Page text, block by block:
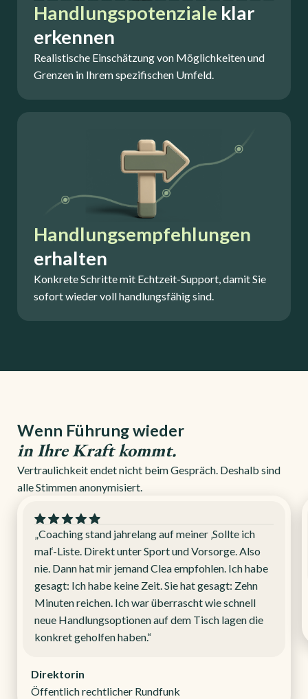
Handlungspotenziale klar
erkennen
Realistische Einschätzung von Möglichkeiten und
Grenzen in Ihrem spezifischen Umfeld.
Handlungsempfehlungen
erhalten
Konkrete Schritte mit Echtzeit-Support, damit Sie
sofort wieder voll handlungsfähig sind.
Wenn Führung wieder
in Ihre Kraft kommt.
Vertraulichkeit endet nicht beim Gespräch. Deshalb sind
alle Stimmen anonymisiert.
„Coaching stand jahrelang auf meiner ‚Sollte ich
mal‘-Liste. Direkt unter Sport und Vorsorge. Also
nie. Dann hat mir jemand Clea empfohlen. Ich habe
gesagt: Ich habe keine Zeit. Sie hat gesagt: Zehn
Minuten reichen. Ich war überrascht wie schnell
neue Handlungsoptionen auf dem Tisch lagen die
konkret geholfen haben.“
Direktorin
Öffentlich rechtlicher Rundfunk